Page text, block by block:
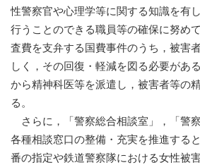
性警察官や心理学等に関する知識を有
行うことのできる職員等の確保に努め
査費を支弁する国費事件のうち，被害
しく，その回復・軽減を図る必要があ
から精神科医等を派遣し，被害者等の
る。
さらに，「警察総合相談室」，「警
各種相談窓口の整備・充実を推進する
番の指定や鉄道警察隊における女性被